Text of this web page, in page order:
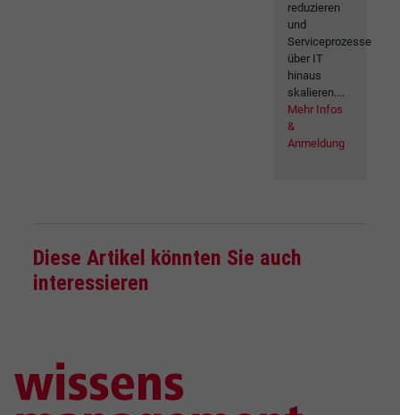
reduzieren
und
Serviceprozesse
über IT
hinaus
skalieren....
Mehr Infos
&
Anmeldung
Diese Artikel könnten Sie auch
interessieren